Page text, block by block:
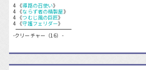
4 《導路の召使い》
4 《ならず者の精製屋》
4 《つむじ風の巨匠》
4 《守護フェリダー》
-クリーチャー（16）-